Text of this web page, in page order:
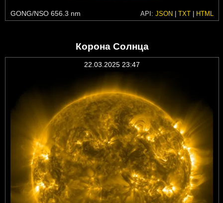
GONG/NSO 656.3 nm API: JSON | TXT | HTML
Корона Солнца
22.03.2025 23:47